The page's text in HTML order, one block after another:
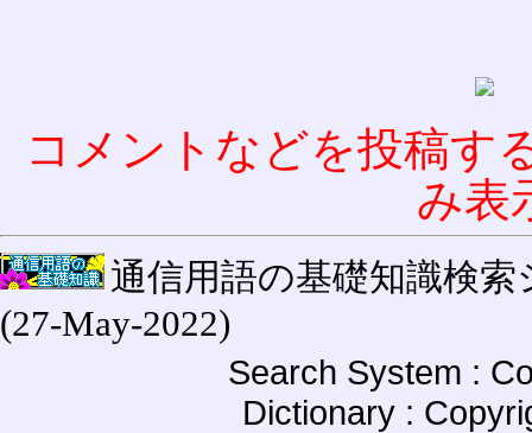
コメントなどを投稿す
み表
通信用語の基礎知識検索
(27-May-2022)
Search System :
Dictionary :